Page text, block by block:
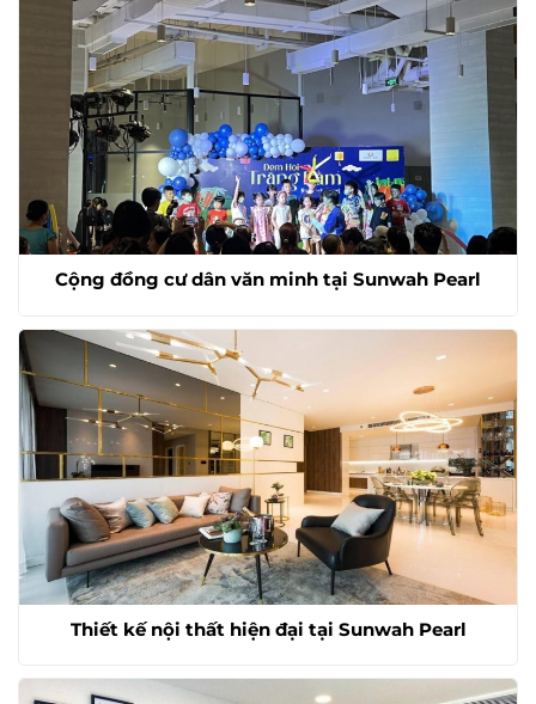
Cộng đồng cư dân văn minh tại Sunwah Pearl
Thiết kế nội thất hiện đại tại Sunwah Pearl